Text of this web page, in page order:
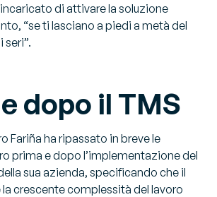
di attivare la soluzione
“se ti lasciano a piedi a metà del
seri”.
dopo il TMS
Fariña ha ripassato in breve le
prima e dopo l’implementazione del
sua azienda, specificando che il
la crescente complessità del lavoro